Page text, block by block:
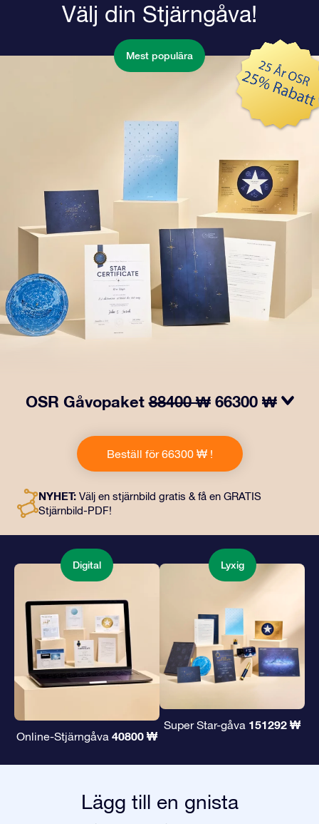
Välj din Stjärngåva!
Mest populära
OSR Gåvopaket88400 ₩ 66300 ₩
gåva ingår ett vackert kuvert och personliga dokument
som skickas till en adress som du väljer, samt digitala
dokument och fri användning av våra appar. Det är ett
kära.
Beställ för 66300 ₩ !
NYHET: Välj en stjärnbild gratis & få en GRATIS
Stjärnbild-PDF!
Digital
Online-Stjärngåva 40800 ₩
Lyxig
Super Star-gåva 151292 ₩
Lägg till en gnista